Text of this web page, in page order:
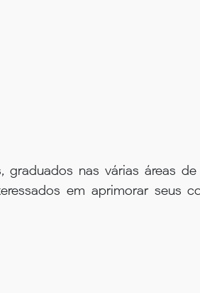
graduados nas várias áreas
em aprimorar seus